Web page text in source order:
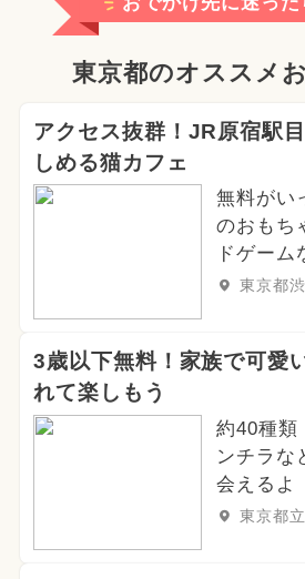
東京都のオススメ
アクセス抜群！JR原宿駅
しめる猫カフェ
無料がい
のおもち
ドゲーム
東京都
3歳以下無料！家族で可愛
れて楽しもう
約40種類
ンチラな
会えるよ
東京都